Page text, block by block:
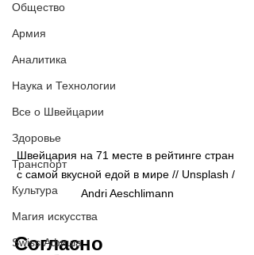
Общество
Армия
Аналитика
Наука и Технологии
Все о Швейцарии
Здоровье
Транспорт
Культура
Магия искусства
Swiss Афиша
Швейцария на 71 месте в рейтинге стран
с самой вкусной едой в мире // Unsplash /
Andri Aeschlimann
Согласно